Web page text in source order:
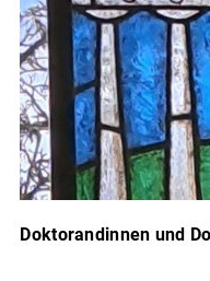
Doktorandinnen und